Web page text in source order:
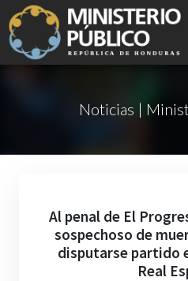
Noticias |
Al penal de El
sospechoso de
disputarse partido
Real